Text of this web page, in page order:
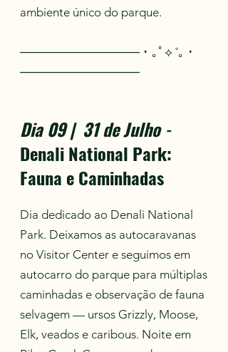
ambiente único do parque.
────────────── ･ ｡ﾟ⟡ ˚｡ ･
──────────────
Dia 09 | 31 de Julho-
Denali National Park:
Fauna e Caminhadas
Dia dedicado ao Denali National
Park. Deixamos as autocaravanas
no Visitor Center e seguimos em
autocarro do parque para múltiplas
caminhadas e observação de fauna
selvagem — ursos Grizzly, Moose,
Elk, veados e caribous. Noite em